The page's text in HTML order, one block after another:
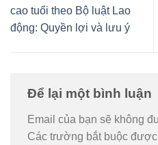
cao tuổi theo Bộ luật Lao
động: Quyền lợi và lưu ý
Để lại một bình luận
Email của bạn sẽ không
Các trường bắt buộc